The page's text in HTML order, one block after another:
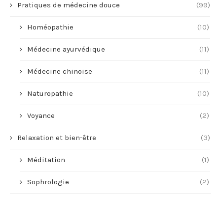
Pratiques de médecine douce (99)
Homéopathie (10)
Médecine ayurvédique (11)
Médecine chinoise (11)
Naturopathie (10)
Voyance (2)
Relaxation et bien-être (3)
Méditation (1)
Sophrologie (2)